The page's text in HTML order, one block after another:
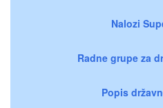
Nalozi
Radne grupe za
Popis